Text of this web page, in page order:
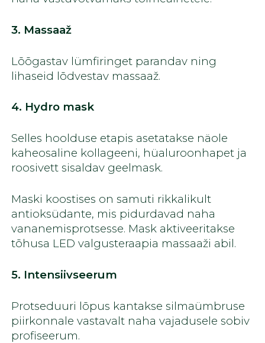
3. Massaaž
Lõõgastav lümfiringet parandav ning
lihaseid lõdvestav massaaž.
4. Hydro mask
Selles hoolduse etapis asetatakse näole
kaheosaline kollageeni, hüaluroonhapet ja
roosivett sisaldav geelmask.
Maski koostises on samuti rikkalikult
antioksüdante, mis pidurdavad naha
vananemisprotsesse. Mask aktiveeritakse
tõhusa LED valgusteraapia massaaži abil.
5. Intensiivseerum
Protseduuri lõpus kantakse silmaümbruse
piirkonnale vastavalt naha vajadusele sobiv
profiseerum.